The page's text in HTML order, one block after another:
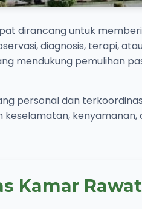
dirancang untuk
diagnosis, terapi,
mendukung pemulihan
personal dan
Kamar